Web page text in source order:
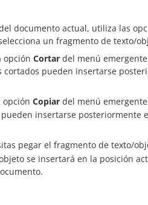
documento actual, utiliza las
un fragmento de texto/
opción Cortar del menú
pueden insertarse
opción Copiar del menú
insertarse posteriormente
pegar el fragmento de texto/
se insertará en la posición